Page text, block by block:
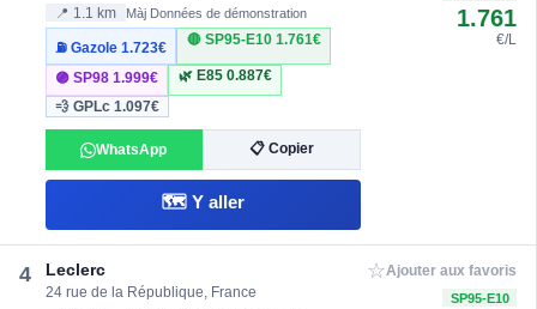
📍 1.1 km Màj Données de démonstration
⛽ Gazole1.723€
🔴 SP95-E10 1.761€
🟣 SP981.999€ 🌿 E85 0.887€
💨 GPLc1.097€
WhatsApp 📋 Copier
🗺️ Y aller
1.761
€/L
4 Leclerc
24 rue de la République, France
☆Ajouter aux favoris
SP95-E10